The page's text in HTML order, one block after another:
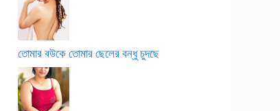
তোমার বউকে তোমার ছেলের বন্ধু চুদছে